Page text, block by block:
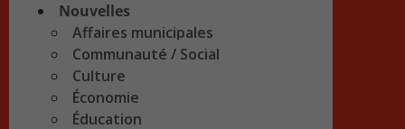
Nouvelles
Affaires municipales
Communauté / Social
Culture
Économie
Éducation